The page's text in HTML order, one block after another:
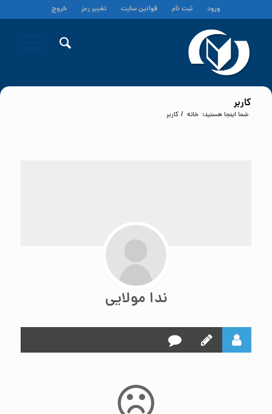
ورود ثبت نام قوانین سایت تغییر رمز خروج
کاربر
شما اینجا هستید: خانه / کاربر
ندا مولایی